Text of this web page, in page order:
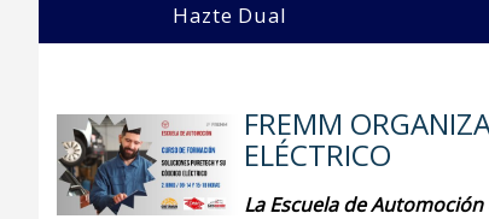
Hazte Dual
FREMM
ELÉCTRICO
La Escuela de